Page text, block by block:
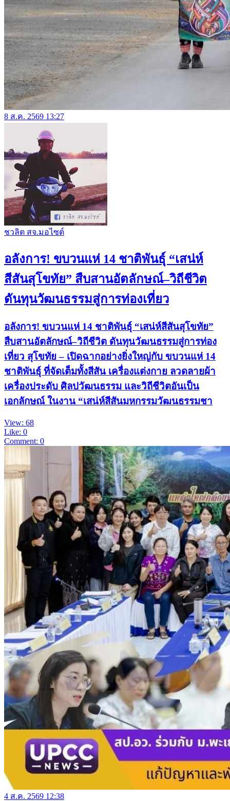
8 ส.ค. 2569 13:27
ชวลิต สจ.มอไซต์
อลังการ! ขบวนแห่ 14 ชาติพันธุ์ “เสน่ห์
สีสันสุโขทัย” สืบสานอัตลักษณ์–วิถีชีวิต
ดันทุนวัฒนธรรมสู่การท่องเที่ยว
อลังการ! ขบวนแห่ 14 ชาติพันธุ์ “เสน่ห์สีสันสุโขทัย”
สืบสานอัตลักษณ์–วิถีชีวิต ดันทุนวัฒนธรรมสู่การท่อง
เที่ยว สุโขทัย – เปิดฉากอย่างยิ่งใหญ่กับ ขบวนแห่ 14
ชาติพันธุ์ ที่จัดเต็มทั้งสีสัน เครื่องแต่งกาย ลวดลายผ้า
เครื่องประดับ ศิลปวัฒนธรรม และวิถีชีวิตอันเป็น
เอกลักษณ์ ในงาน “เสน่ห์สีสันมหกรรมวัฒนธรรมชา
View: 68
Like: 0
Comment: 0
4 ส.ค. 2569 12:38